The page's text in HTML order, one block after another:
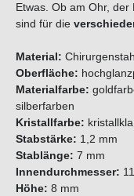
Etwas. Ob am Ohr,
sind für die
Material:
Oberfläche:
Materialfarbe:
silberfarben
Kristallfarbe:
Stabstärke: 1,2 mm
Stablänge: 7 mm
Innendurchmesser:
Höhe: 8 mm